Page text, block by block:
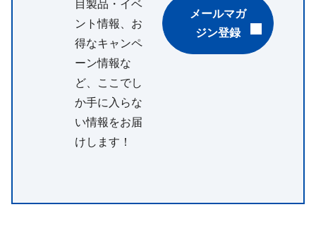
目製品・イベ
ント情報、お
得なキャンペ
ーン情報な
ど、ここでし
か手に入らな
い情報をお届
けします！
メールマガ
ジン登録